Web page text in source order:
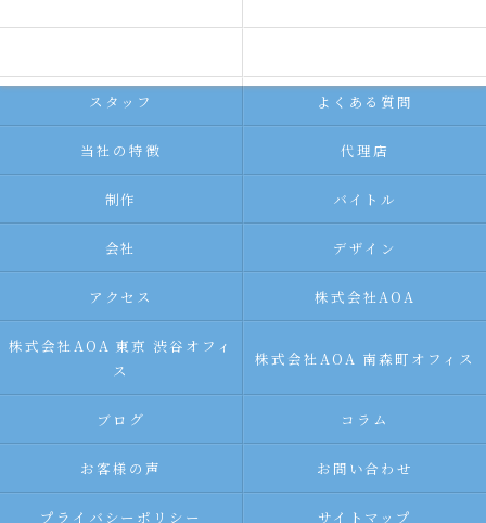
スタッフ よくある質問
当社の特徴 代理店
制作 バイトル
会社 デザイン
アクセス 株式会社AOA
株式会社AOA 東京 渋谷オフィ
ス
株式会社AOA 南森町オフィス
ブログ コラム
お客様の声 お問い合わせ
プライバシーポリシー サイトマップ